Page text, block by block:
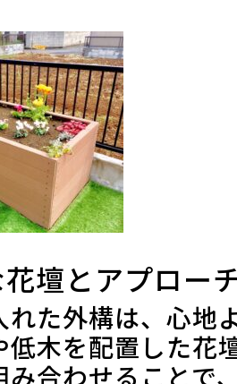
壇とアプロー
た外構は、心地
木を配置した花
み合わせることで